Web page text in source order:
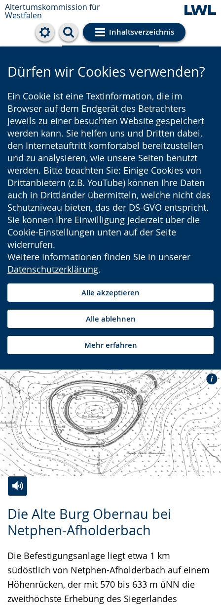
Altertumskommission für
Westfalen
Inhaltsverzeichnis
Cookie-Einstellungen
Dürfen wir Cookies verwenden?
Ein Cookie ist eine Textinformation, die im
Browser auf dem Endgerät des Betrachters
jeweils zu einer besuchten Website gespeichert
werden kann. Sie helfen uns und Dritten dabei,
den Internetauftritt komfortabel bereitzustellen
und zu analysieren, wie unsere Seiten benutzt
werden. Bitte beachten Sie: Einige Cookies von
Drittanbietern (z.B. YouTube) können Ihre Daten
auch in Drittländer übermitteln, welche nicht das
Schutzniveau bieten, das der DS-GVO entspricht.
Sie können Ihre Einwilligung jederzeit über die
Cookie-Einstellungen unten auf der Seite
widerrufen.
Weitere Informationen finden Sie in unserer
Datenschutzerklärung.
Alle akzeptieren
Alle ablehnen
Mehr erfahren
Die Alte Burg Obernau bei
Netphen-Afholderbach
Die Befestigungsanlage liegt etwa 1 km
südöstlich von Netphen-Afholderbach auf einem
Höhenrücken, der mit 570 bis 633 m üNN die
zweithöchste Erhebung des Siegerlandes
Leichten
Sprache
Audio-
Unterstützung.
Video
in
Gebärdensprache
wird
angezeigt.